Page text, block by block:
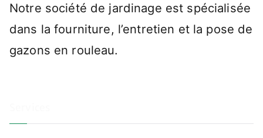
Notre société de jardinage est spécialisée
dans la fourniture, l’entretien et la pose de
gazons en rouleau.